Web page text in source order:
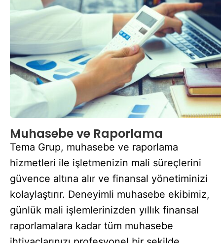
Muhasebe ve Raporlama
Tema Grup, muhasebe ve raporlama
hizmetleri ile işletmenizin mali süreçlerini
güvence altına alır ve finansal yönetiminizi
kolaylaştırır. Deneyimli muhasebe ekibimiz,
günlük mali işlemlerinizden yıllık finansal
raporlamalara kadar tüm muhasebe